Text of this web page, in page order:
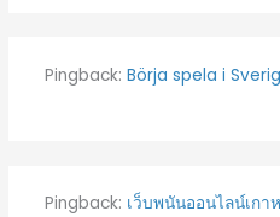
Pingback: Börja spela i
Pingback: เว็บพนันออนไลน์เกา